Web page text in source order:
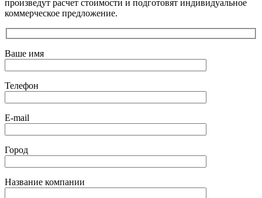
произведут расчет стоимости и подготовят индивидуальное
коммерческое предложение.
Ваше имя
Телефон
E-mail
Город
Название компании